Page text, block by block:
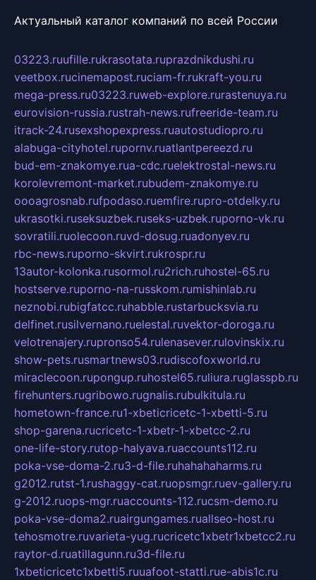
Актуальный каталог компаний по всей России
03223.ruufille.rukrasotata.ruprazdnikdushi.ru
veetbox.rucinemapost.ruciam-fr.rukraft-you.ru
mega-press.ru03223.ruweb-explore.rurastenuya.ru
eurovision-russia.rustrah-news.rufreeride-team.ru
itrack-24.rusexshopexpress.ruautostudiopro.ru
alabuga-cityhotel.rupornv.ruatlantpereezd.ru
bud-em-znakomye.rua-cdc.ruelektrostal-news.ru
korolevremont-market.rubudem-znakomye.ru
oooagrosnab.rufpodaso.ruemfire.rupro-otdelky.ru
ukrasotki.ruseksuzbek.ruseks-uzbek.ruporno-vk.ru
sovratili.ruolecoon.ruvd-dosug.ruadonyev.ru
rbc-news.ruporno-skvirt.rukrospr.ru
13autor-kolonka.rusormol.ru2rich.ruhostel-65.ru
hostserve.ruporno-na-russkom.rumishinlab.ru
neznobi.rubigfatcc.ruhabble.rustarbucksvia.ru
delfinet.rusilvernano.ruelestal.ruvektor-doroga.ru
velotrenajery.rupronso54.rulenasever.rulovinskix.ru
show-pets.rusmartnews03.rudiscofoxworld.ru
miraclecoon.rupongup.ruhostel65.ruliura.ruglasspb.ru
firehunters.rugribowo.rugnalis.rubulkitula.ru
hometown-france.ru1-xbeticricetc-1-xbetti-5.ru
shop-garena.rucricetc-1-xbetr-1-xbetcc-2.ru
one-life-story.rutop-halyava.ruaccounts112.ru
poka-vse-doma-2.ru3-d-file.ruhahahaharms.ru
g2012.rutst-1.rushaggy-cat.ruopsmgr.ruev-gallery.ru
g-2012.ruops-mgr.ruaccounts-112.rucsm-demo.ru
poka-vse-doma2.ruairgungames.ruallseo-host.ru
tehosmotre.ruvarieta-yug.rucricetc1xbetr1xbetcc2.ru
raytor-d.ruatillagunn.ru3d-file.ru
1xbeticricetc1xbetti5.ruuafoot-statti.rue-abis1c.ru